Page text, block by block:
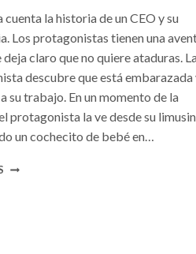
cuenta la historia de un CEO y su
Los protagonistas tienen una
deja claro que no quiere ataduras.
descubre que está embarazada
su trabajo. En un momento de la
protagonista la ve desde su
un cochecito de bebé en…
CONSULTA